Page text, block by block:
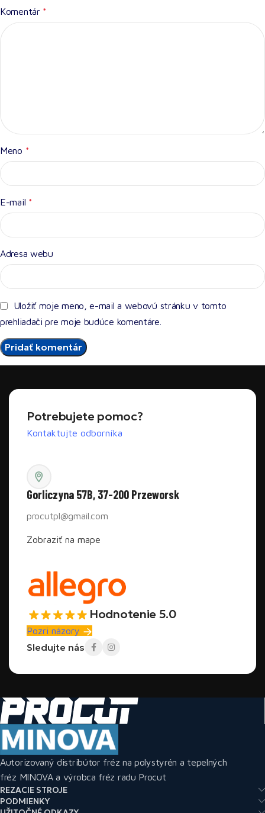
Komentár *
Meno *
E-mail *
Adresa webu
Uložiť moje meno, e-mail a webovú stránku v tomto
prehliadači pre moje budúce komentáre.
Potrebujete pomoc?
Kontaktujte odborníka
Gorliczyna 57B, 37-200 Przeworsk
procutpl@gmail.com
Zobraziť na mape
Hodnotenie 5.0
Pozri názory
Sledujte nás
Autorizovaný distribútor fréz na polystyrén a tepelných
fréz MINOVA a výrobca fréz radu Procut
REZACIE STROJE
PODMIENKY